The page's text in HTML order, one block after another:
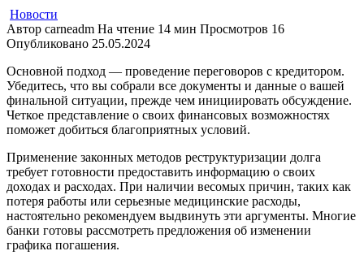
Новости
Автор carneadm На чтение 14 мин Просмотров 16
Опубликовано 25.05.2024
Основной подход — проведение переговоров с кредитором.
Убедитесь, что вы собрали все документы и данные о вашей
финальной ситуации, прежде чем инициировать обсуждение.
Четкое представление о своих финансовых возможностях
поможет добиться благоприятных условий.
Применение законных методов реструктуризации долга
требует готовности предоставить информацию о своих
доходах и расходах. При наличии весомых причин, таких как
потеря работы или серьезные медицинские расходы,
настоятельно рекомендуем выдвинуть эти аргументы. Многие
банки готовы рассмотреть предложения об изменении
графика погашения.